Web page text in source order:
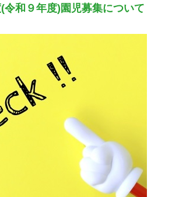
令和９年度)園児募集について